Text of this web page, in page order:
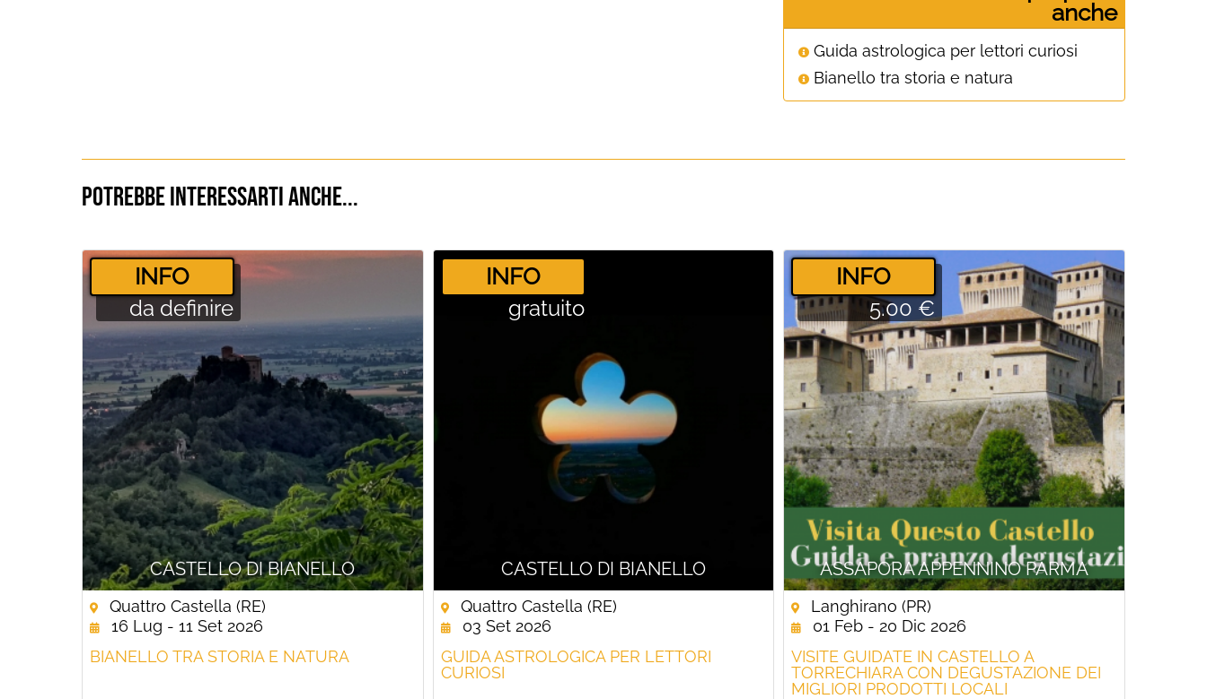
anche
Guida astrologica per lettori curiosi
Bianello tra storia e natura
Potrebbe interessarti anche...
CASTELLO DI BIANELLO
­INFO
da definire
Quattro Castella (RE)
16 Lug - 11 Set 2026
BIANELLO TRA STORIA E NATURA
CASTELLO DI BIANELLO
­INFO
gratuito
Quattro Castella (RE)
03 Set 2026
GUIDA ASTROLOGICA PER LETTORI
CURIOSI
ASSAPORA APPENNINO PARMA
­INFO
5.00 €
Langhirano (PR)
01 Feb - 20 Dic 2026
VISITE GUIDATE IN CASTELLO A
TORRECHIARA CON DEGUSTAZIONE DEI
MIGLIORI PRODOTTI LOCALI